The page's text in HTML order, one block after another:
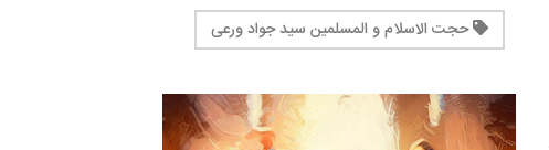
حجت الاسلام و المسلمین سید جواد ورعی